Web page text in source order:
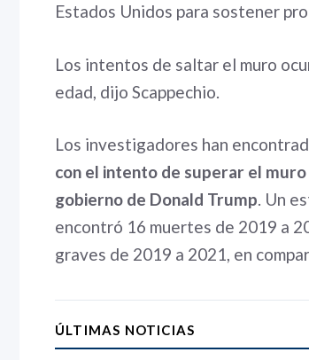
Estados Unidos para sostener
Los intentos de saltar el muro
edad, dijo Scappechio.
Los investigadores han
con el intento de superar el
gobierno de Donald Trump. Un
encontró 16 muertes de 2019 a
graves de 2019 a 2021, en
ÚLTIMAS NOTICIAS